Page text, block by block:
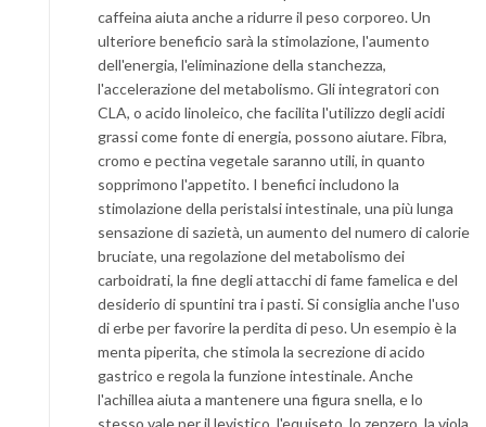
caffeina aiuta anche a ridurre il peso corporeo. Un
ulteriore beneficio sarà la stimolazione, l'aumento
dell'energia, l'eliminazione della stanchezza,
l'accelerazione del metabolismo. Gli integratori con
CLA, o acido linoleico, che facilita l'utilizzo degli acidi
grassi come fonte di energia, possono aiutare. Fibra,
cromo e pectina vegetale saranno utili, in quanto
sopprimono l'appetito. I benefici includono la
stimolazione della peristalsi intestinale, una più lunga
sensazione di sazietà, un aumento del numero di calorie
bruciate, una regolazione del metabolismo dei
carboidrati, la fine degli attacchi di fame famelica e del
desiderio di spuntini tra i pasti. Si consiglia anche l'uso
di erbe per favorire la perdita di peso. Un esempio è la
menta piperita, che stimola la secrezione di acido
gastrico e regola la funzione intestinale. Anche
l'achillea aiuta a mantenere una figura snella, e lo
stesso vale per il levistico, l'equiseto, lo zenzero, la viola